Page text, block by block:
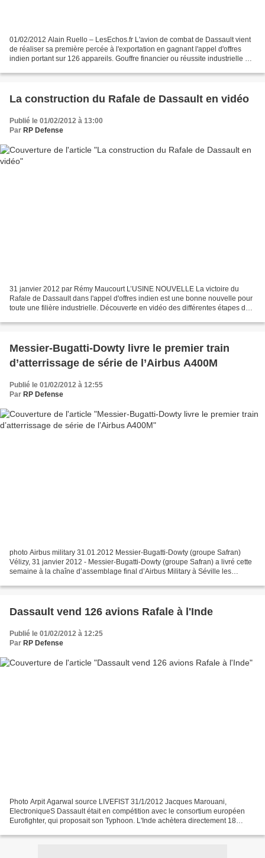
01/02/2012 Alain Ruello – LesEchos.fr L'avion de combat de Dassault vient
de réaliser sa première percée à l'exportation en gagnant l'appel d'offres
indien portant sur 126 appareils. Gouffre financier ou réussite industrielle ?
La construction du Rafale de Dassault en vidéo
Publié le 01/02/2012 à 13:00
Par RP Defense
31 janvier 2012 par Rémy Maucourt L’USINE NOUVELLE La victoire du
Rafale de Dassault dans l'appel d'offres indien est une bonne nouvelle pour
toute une filière industrielle. Découverte en vidéo des différentes étapes de
Messier-Bugatti-Dowty livre le premier train
d’atterrissage de série de l’Airbus A400M
Publié le 01/02/2012 à 12:55
Par RP Defense
photo Airbus military 31.01.2012 Messier-Bugatti-Dowty (groupe Safran)
Vélizy, 31 janvier 2012 - Messier-Bugatti-Dowty (groupe Safran) a livré cette
semaine à la chaîne d’assemblage final d’Airbus Military à Séville les
Dassault vend 126 avions Rafale à l'Inde
Publié le 01/02/2012 à 12:25
Par RP Defense
Photo Arpit Agarwal source LIVEFIST 31/1/2012 Jacques Marouani,
ElectroniqueS Dassault était en compétition avec le consortium européen
Eurofighter, qui proposait son Typhoon. L'Inde achètera directement 18